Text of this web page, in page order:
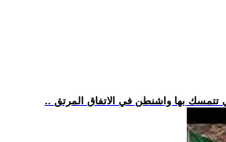
تتمسك بها واشنطن في الاتفاق المرتق